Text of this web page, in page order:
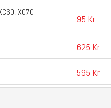
XC70
95 Kr
625 Kr
595 Kr